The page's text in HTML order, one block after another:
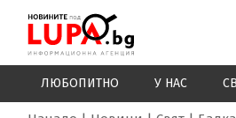
ЛЮБОПИТНО У НАС